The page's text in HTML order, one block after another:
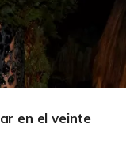
en el veinte